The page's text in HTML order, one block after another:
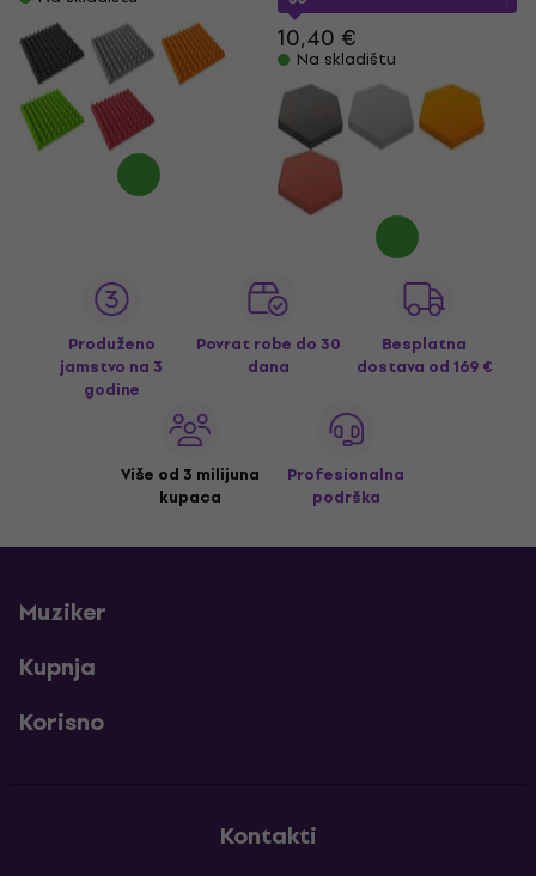
10,40 €
Na skladištu
Produženo
jamstvo na 3
godine
Povrat robe do 30
dana
Besplatna
dostava od 169 €
Više od 3 milijuna
kupaca
Profesionalna
podrška
Muziker
Kupnja
Korisno
Kontakti